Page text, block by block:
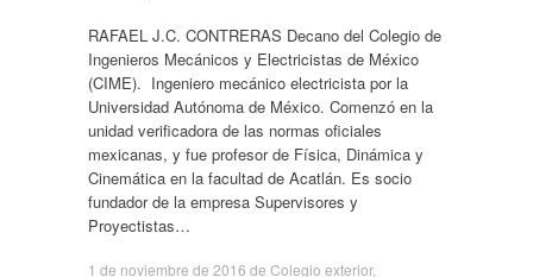
RAFAEL J.C. CONTRERAS Decano del Colegio de
Ingenieros Mecánicos y Electricistas de México
(CIME). Ingeniero mecánico electricista por la
Universidad Autónoma de México. Comenzó en la
unidad verificadora de las normas oficiales
mexicanas, y fue profesor de Física, Dinámica y
Cinemática en la facultad de Acatlán. Es socio
fundador de la empresa Supervisores y
Proyectistas…
1 de noviembre de 2016 de Colegio exterior,